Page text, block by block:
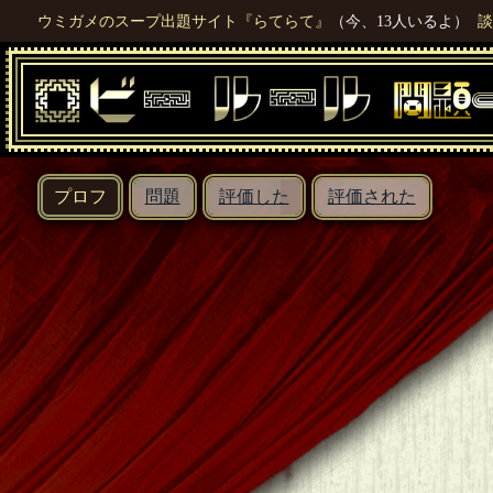
ウミガメのスープ出題サイト『らてらて』 （今、13人いるよ）
プロフ 問題 評価した 評価された